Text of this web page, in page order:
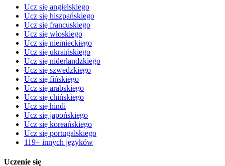
Ucz się angielskiego
Ucz się hiszpańskiego
Ucz się francuskiego
Ucz się włoskiego
Ucz się niemieckiego
Ucz się ukraińskiego
Ucz się niderlandzkiego
Ucz się szwedzkiego
Ucz się fińskiego
Ucz się arabskiego
Ucz się chińskiego
Ucz się hindi
Ucz się japońskiego
Ucz się koreańskiego
Ucz się portugalskiego
119+ innych języków
Uczenie się